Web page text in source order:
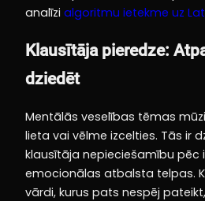
analīzi algoritmu ietekme uz
Klausītāja pieredze:
dziedēt
Mentālās veselības tēmas
lieta vai vēlme izcelties. Tās ir
klausītāja nepieciešamību pēc
emocionālas atbalsta telpas.
vārdi, kurus pats nespēj